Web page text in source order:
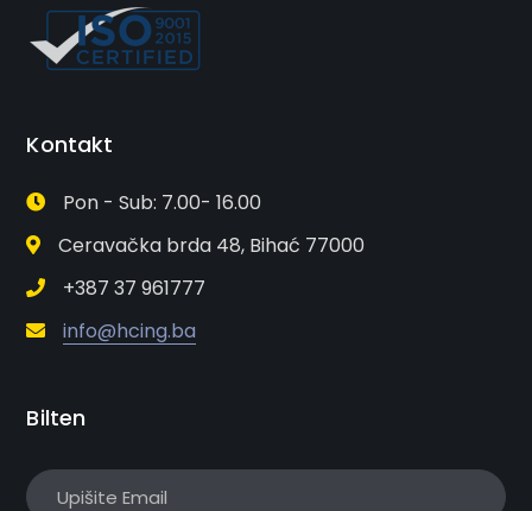
Kontakt
Pon - Sub: 7.00- 16.00
Ceravačka brda 48, Bihać 77000
+387 37 961777
info@hcing.ba
Bilten